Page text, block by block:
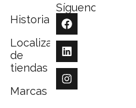
Historia
Localizador
de
tiendas
Marcas
Síguenos